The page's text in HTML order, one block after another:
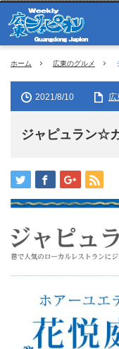
ホーム 広東のグルメ
2021/8/10 広
ジャピュラン☆